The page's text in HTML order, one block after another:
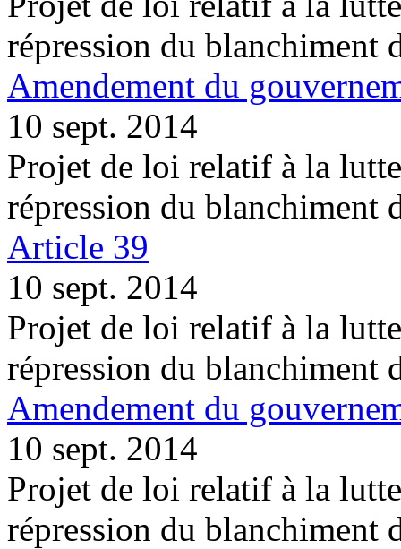
répression du blanchiment
Amendement du
10 sept. 2014
Projet de loi relatif à la
répression du blanchiment
Article 39
10 sept. 2014
Projet de loi relatif à la
répression du blanchiment
Amendement du
10 sept. 2014
Projet de loi relatif à la
répression du blanchiment